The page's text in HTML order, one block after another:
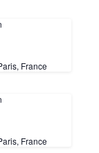
France
France